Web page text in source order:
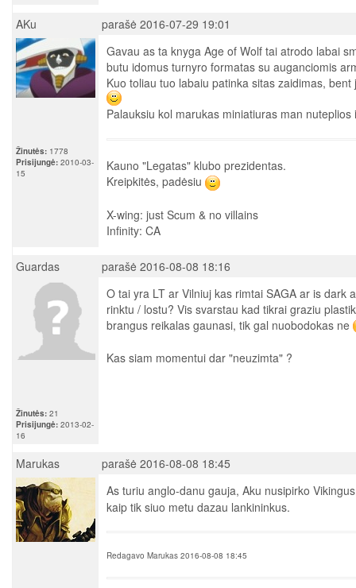
AKu parašė 2016-07-29 19:01
Žinutės: 1778
Prisijungė: 2010-03-
15
Gavau as ta knyga Age of Wolf tai atrodo labai
butu idomus turnyro formatas su auganciomis
Kuo toliau tuo labaiu patinka sitas zaidimas,
Palauksiu kol marukas miniatiuras man
Kauno "Legatas" klubo prezidentas.
Kreipkitės, padėsiu
X-wing: just Scum & no villains
Infinity: CA
Guardas parašė 2016-08-08 18:16
Žinutės: 21
Prisijungė: 2013-02-
16
O tai yra LT ar Vilniuj kas rimtai SAGA ar is dark
rinktu / lostu? Vis svarstau kad tikrai graziu
brangus reikalas gaunasi, tik gal nuobodokas ne
Kas siam momentui dar "neuzimta" ?
Marukas parašė 2016-08-08 18:45
As turiu anglo-danu gauja, Aku nusipirko
kaip tik siuo metu dazau lankininkus.
Redagavo Marukas 2016-08-08 18:45